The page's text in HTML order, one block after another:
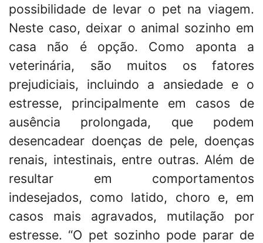
possibilidade de levar o pet na viagem.
Neste caso, deixar o animal sozinho em
casa não é opção. Como aponta a
veterinária, são muitos os fatores
prejudiciais, incluindo a ansiedade e o
estresse, principalmente em casos de
ausência prolongada, que podem
desencadear doenças de pele, doenças
renais, intestinais, entre outras. Além de
resultar em comportamentos
indesejados, como latido, choro e, em
casos mais agravados, mutilação por
estresse. “O pet sozinho pode parar de